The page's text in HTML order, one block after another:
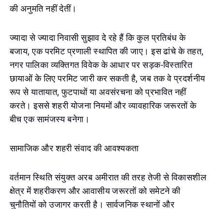
की अनुमति नहीं देतीं।
ज्यादा से ज्यादा निवासी सुझाव दे रहे हैं कि कुल प्रतिबंध के
बजाय, एक परमिट प्रणाली स्थापित की जाए। इस ढांचे के तहत,
नगर पालिका व्यक्तिगत विवेक के आधार पर सड़क-विस्तारित
छायाओं के लिए परमिट जारी कर सकती है, जब तक वे प्रदर्शनीय
रूप से यातायात, फुटपाथों या अवसंरचना को प्रभावित नहीं
करते। इससे शहरी योजना नियमों और व्यावहारिक जरूरतों के
बीच एक सामंजस्य बनेगा।
सामाजिक और शहरी संवाद की आवश्यकता
वर्तमान स्थिति संयुक्त अरब अमीरात की तरह तेजी से विकासशील
क्षेत्र में शहरीकरण और आवासीय जरूरतों को समेटने की
चुनौतियों को उजागर करती है। सार्वजनिक स्थानों और